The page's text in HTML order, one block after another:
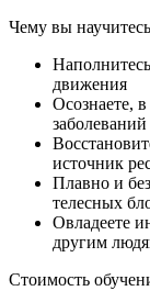
Чему вы
движения
Осознаете,
заболеваний
источник
Плавно и
телесных
Овладеете
другим
Стоимость